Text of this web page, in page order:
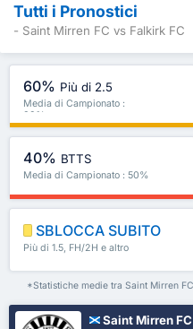
Tutti i Pronostici
- Saint Mirren FC vs Falkirk FC
60% Più di 2.5
Media di Campionato :
38%
40% BTTS
Media di Campionato : 50%
SBLOCCA SUBITO
Più di 1.5, FH/2H e altro
*Statistiche medie tra Saint Mirren
Saint Mirren FC